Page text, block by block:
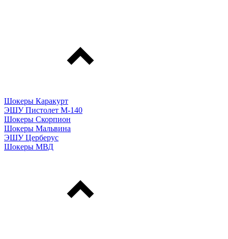
Шокеры Каракурт
ЭШУ Пистолет М-140
Шокеры Скорпион
Шокеры Мальвина
ЭШУ Церберус
Шокеры МВД